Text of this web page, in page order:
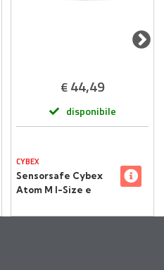
€ 44,49
disponibile
CYBEX
Sensorsafe Cybex
Atom M I-Size e